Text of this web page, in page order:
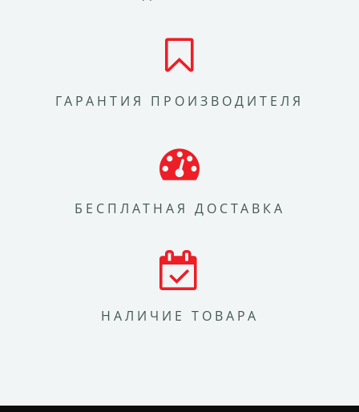
ГАРАНТИЯ ПРОИЗВОДИТЕЛЯ
БЕСПЛАТНАЯ ДОСТАВКА
НАЛИЧИЕ ТОВАРА